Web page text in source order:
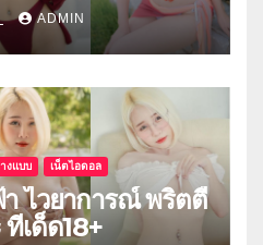
ADMIN
งแบบ เน็ตไอดอล
ไวยาการณ์ พริตตี้
เด็ด18+